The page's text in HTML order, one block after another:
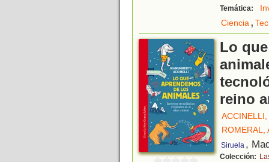
Temática:
Ciencia,
Lo
reino
ROMERAL,
Siruela ,
Colección: